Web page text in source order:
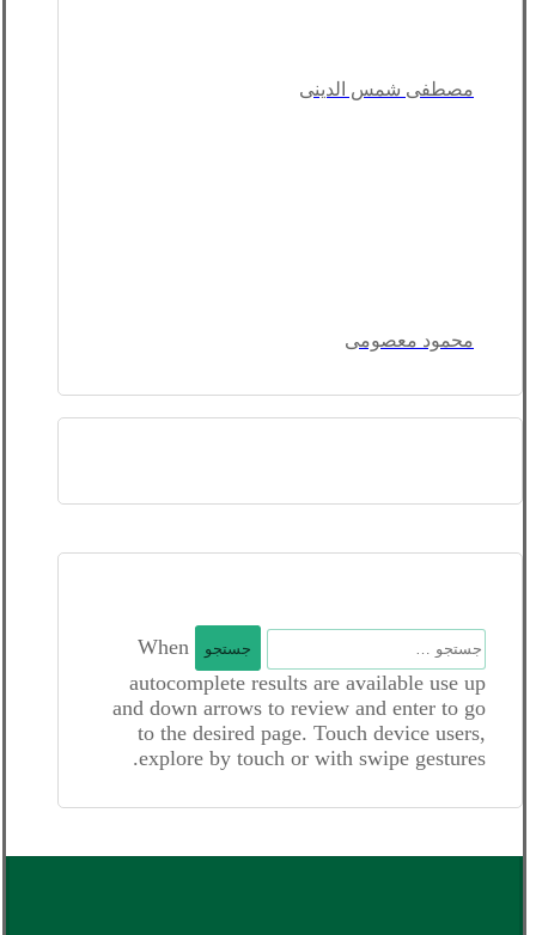
مصطفی شمس الدینی
محمود معصومی
جستجو
برای:
When
autocomplete results are available use up
and down arrows to review and enter to go
to the desired page. Touch device users,
explore by touch or with swipe gestures.